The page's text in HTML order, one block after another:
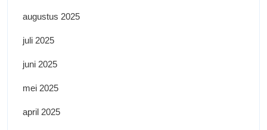
augustus 2025
juli 2025
juni 2025
mei 2025
april 2025